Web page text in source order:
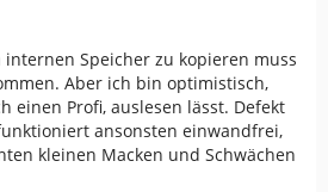
internen Speicher zu kopieren muss
Aber ich bin optimistisch,
einen Profi, auslesen lässt. Defekt
ansonsten einwandfrei,
kleinen Macken und Schwächen